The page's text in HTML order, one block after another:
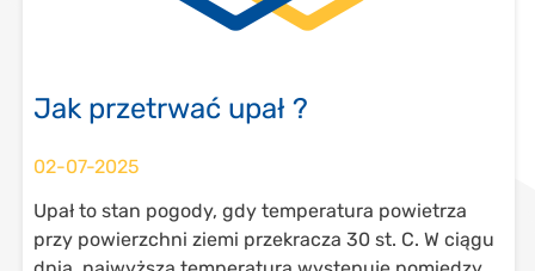
Jak przetrwać upał ?
02-07-2025
Upał to stan pogody, gdy temperatura powietrza
przy powierzchni ziemi przekracza 30 st. C. W ciągu